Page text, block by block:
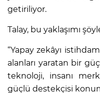
getiriliyor.
Talay, bu yaklaşımı
“Yapay zekâyı
alanları yaratan bir
teknoloji, insanı
güçlü destekçisi